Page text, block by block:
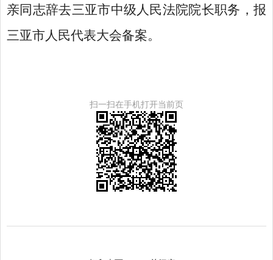
亲同志辞去三亚市中级人民法院院长职务，报
三亚市人民代表大会备案。
扫一扫在手机打开当前页